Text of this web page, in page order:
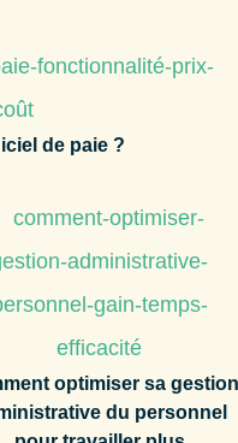
de paie ?
optimiser sa gestion
du personnel